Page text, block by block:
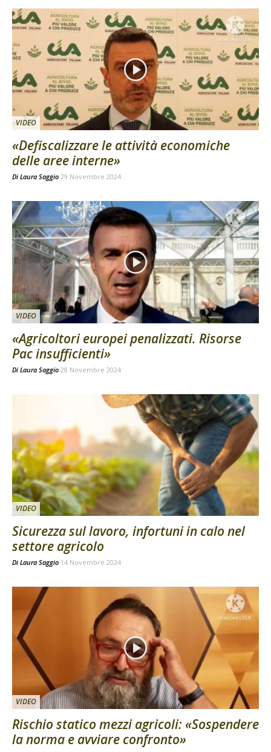
VIDEO
«Defiscalizzare le attività economiche
delle aree interne»
Di Laura Saggio 29 Novembre 2024
VIDEO
«Agricoltori europei penalizzati. Risorse
Pac insufficienti»
Di Laura Saggio 28 Novembre 2024
VIDEO
Sicurezza sul lavoro, infortuni in calo nel
settore agricolo
Di Laura Saggio 14 Novembre 2024
VIDEO
Rischio statico mezzi agricoli: «Sospendere
la norma e avviare confronto»